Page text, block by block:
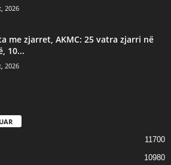
2026
me zjarret, AKMC: 25 vatra zjarri në
10...
2026
11700
10980